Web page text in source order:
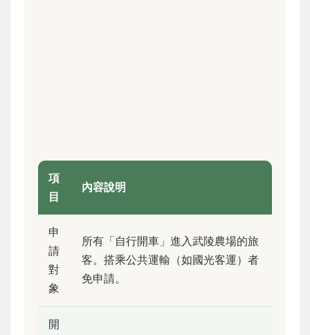
項
目
內容說明
申
請
對
象
所有「自行開車」進入武陵農場的旅
客。搭乘公共運輸（如國光客運）者
免申請。
開